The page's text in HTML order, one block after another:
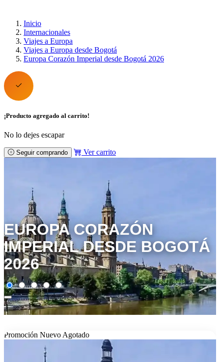
Inicio
Internacionales
Viajes a Europa
Viajes a Europa desde Bogotá
Europa Corazón Imperial desde Bogotá 2026
¡Producto agregado al carrito!
No lo dejes escapar
Seguir comprando Ver carrito
EUROPA CORAZÓN
IMPERIAL DESDE BOGOTÁ
2026
Promoción Nuevo Agotado